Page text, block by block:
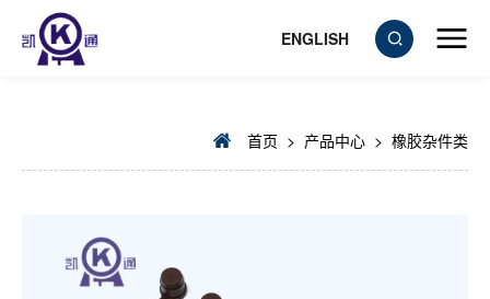
ENGLISH
首页 > 产品中心 > 橡胶杂件类